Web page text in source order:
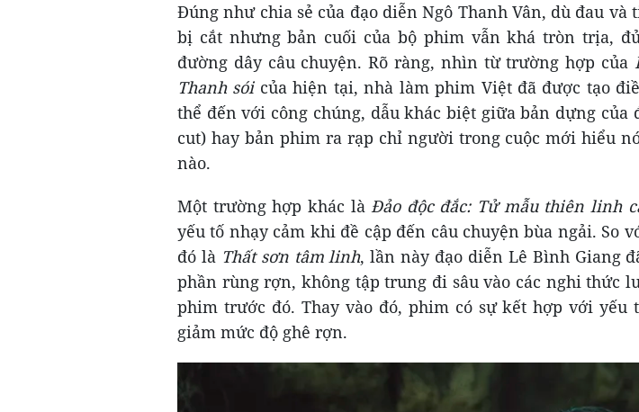
Đúng như chia sẻ của đạo diễn Ngô Thanh Vân, dù đau
bị cắt nhưng bản cuối của bộ phim vẫn khá tròn trịa,
đường dây câu chuyện. Rõ ràng, nhìn từ trường hợp của
Thanh sói của hiện tại, nhà làm phim Việt đã được tạo
thể đến với công chúng, dẫu khác biệt giữa bản dựng của
cut) hay bản phim ra rạp chỉ người trong cuộc mới hiểu
nào.
Một trường hợp khác làĐảo độc đắc: Tử mẫu thiên linh
yếu tố nhạy cảm khi đề cập đến câu chuyện bùa ngải. So
đó là Thất sơn tâm linh, lần này đạo diễn Lê Bình Giang
phần rùng rợn, không tập trung đi sâu vào các nghi thức
phim trước đó. Thay vào đó, phim có sự kết hợp với yếu
giảm mức độ ghê rợn.